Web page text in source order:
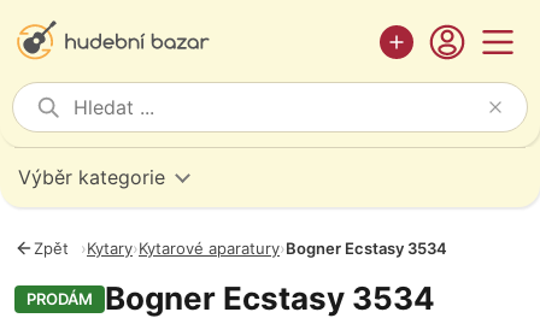
Výběr kategorie
Zpět ›Kytary›Kytarové aparatury›Bogner Ecstasy 3534
PRODÁM Bogner Ecstasy 3534